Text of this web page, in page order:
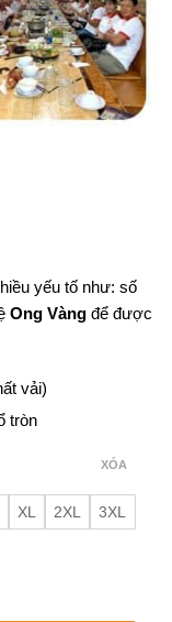
yếu tố như: số
Ong Vàngđể được
vải)
tròn
XL 2XL
3XL
XÓA